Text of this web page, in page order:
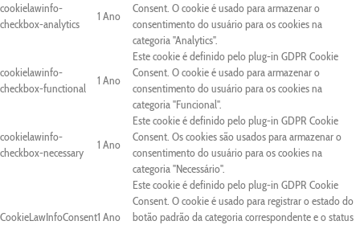
cookielawinfo-
checkbox-analytics
1 Ano
Consent. O cookie é usado para armazenar o
consentimento do usuário para os cookies na
categoria "Analytics".
cookielawinfo-
checkbox-functional
1 Ano
Este cookie é definido pelo plug-in GDPR Cookie
Consent. O cookie é usado para armazenar o
consentimento do usuário para os cookies na
categoria "Funcional".
cookielawinfo-
checkbox-necessary
1 Ano
Este cookie é definido pelo plug-in GDPR Cookie
Consent. Os cookies são usados para armazenar o
consentimento do usuário para os cookies na
categoria "Necessário".
CookieLawInfoConsent1 Ano
Este cookie é definido pelo plug-in GDPR Cookie
Consent. O cookie é usado para registrar o estado do
botão padrão da categoria correspondente e o status